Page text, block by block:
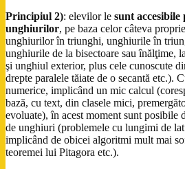
Principiul 2): elevilor le sunt accesibile
unghiurilor, pe baza celor câteva
unghiurilor în triunghi, unghiurile în
unghiurile de la bisectoare sau înălţime,
şi unghiul exterior, plus cele cunoscute
drepte paralele tăiate de o secantă etc.).
numerice, implicând un mic calcul
bază, cu text, din clasele mici,
evoluate), în acest moment sunt posibile
de unghiuri (problemele cu lungimi de
implicând de obicei algoritmi mult mai
teoremei lui Pitagora etc.).